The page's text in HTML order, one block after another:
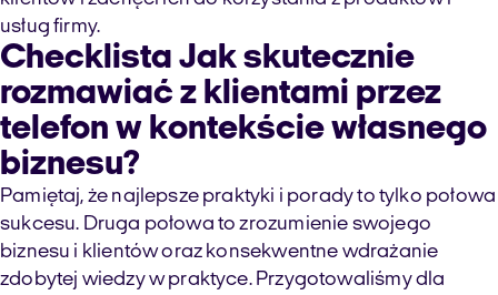
usług firmy.
Checklista Jak skutecznie
rozmawiać z klientami przez
telefon w kontekście własnego
biznesu?
Pamiętaj, że najlepsze praktyki i porady to tylko połowa
sukcesu. Druga połowa to zrozumienie swojego
biznesu i klientów oraz konsekwentne wdrażanie
zdobytej wiedzy w praktyce. Przygotowaliśmy dla